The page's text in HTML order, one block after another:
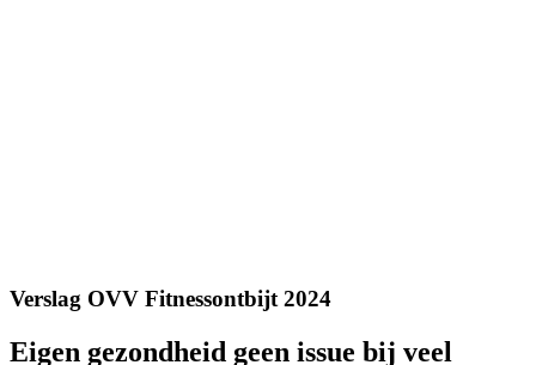
Verslag OVV Fitnessontbijt 2024
Eigen gezondheid geen issue bij veel